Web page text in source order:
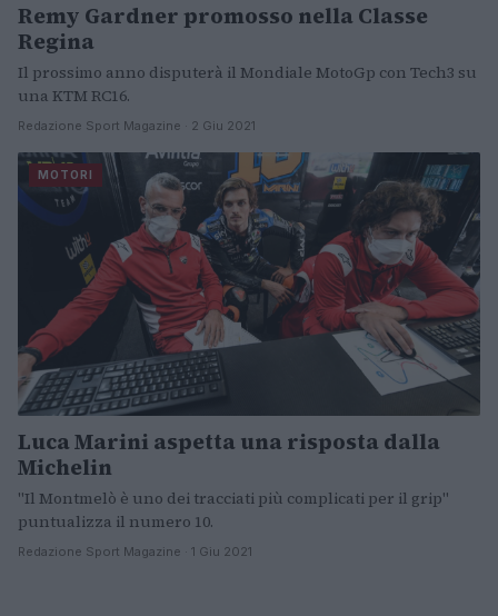
Remy Gardner promosso nella Classe
Regina
Il prossimo anno disputerà il Mondiale MotoGp con Tech3 su
una KTM RC16.
Redazione Sport Magazine · 2 Giu 2021
MOTORI
Luca Marini aspetta una risposta dalla
Michelin
"Il Montmelò è uno dei tracciati più complicati per il grip"
puntualizza il numero 10.
Redazione Sport Magazine · 1 Giu 2021